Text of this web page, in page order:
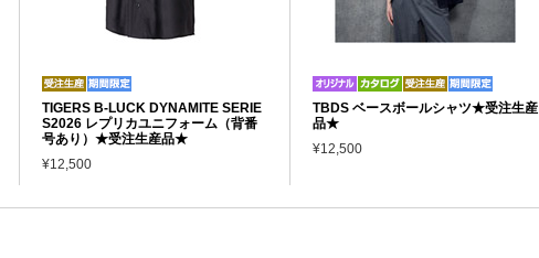
TIGERS B-LUCK DYNAMITE SERIE
S2026 レプリカユニフォーム（背番
号あり）★受注生産品★
¥12,500
TBDS ベースボールシャツ★受注生産
品★
¥12,500